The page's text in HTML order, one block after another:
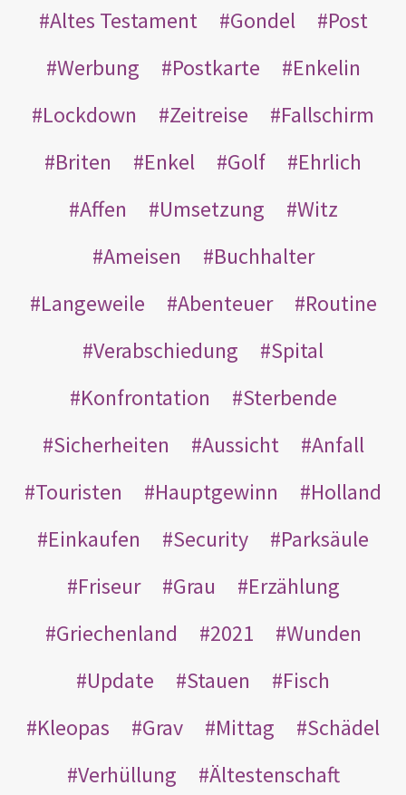
Altes Testament
Gondel
Post
Werbung
Postkarte
Enkelin
Lockdown
Zeitreise
Fallschirm
Briten
Enkel Golf
Ehrlich
Affen
Umsetzung
Witz
Ameisen
Buchhalter
Langeweile
Abenteuer
Routine
Verabschiedung
Spital
Konfrontation
Sterbende
Sicherheiten
Aussicht
Anfall
Touristen
Hauptgewinn
Holland
Einkaufen
Security
Parksäule
Friseur
Grau
Erzählung
Griechenland
2021
Wunden
Update
Stauen
Fisch
Kleopas
Grav Mittag
Schädel
Verhüllung
Ältestenschaft